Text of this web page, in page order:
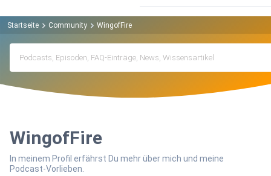
Startseite Community WingofFire
WingofFire
In meinem Profil erfährst Du mehr über mich und meine
Podcast-Vorlieben.